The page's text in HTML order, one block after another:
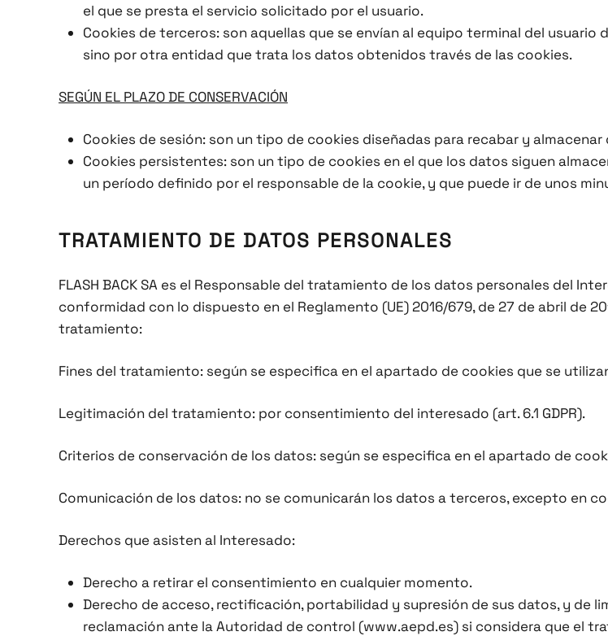
el que se presta el servicio solicitado por el usuario.
Cookies de terceros: son aquellas que se envían al equipo terminal del
sino por otra entidad que trata los datos obtenidos través de las cookies.
SEGÚN EL PLAZO DE CONSERVACIÓN
Cookies de sesión: son un tipo de cookies diseñadas para recabar y
Cookies persistentes: son un tipo de cookies en el que los datos siguen
un período definido por el responsable de la cookie, y que puede ir de unos
TRATAMIENTO DE DATOS PERSONALES
FLASH BACK SA es el Responsable del tratamiento de los datos personales del
conformidad con lo dispuesto en el Reglamento (UE) 2016/679, de 27 de abril de
tratamiento:
Fines del tratamiento: según se especifica en el apartado de cookies que se
Legitimación del tratamiento: por consentimiento del interesado (art. 6.1 GDPR).
Criterios de conservación de los datos: según se especifica en el apartado de
Comunicación de los datos: no se comunicarán los datos a terceros, excepto en
Derechos que asisten al Interesado:
Derecho a retirar el consentimiento en cualquier momento.
Derecho de acceso, rectificación, portabilidad y supresión de sus datos, y de
reclamación ante la Autoridad de control (www.aepd.es) si considera que el